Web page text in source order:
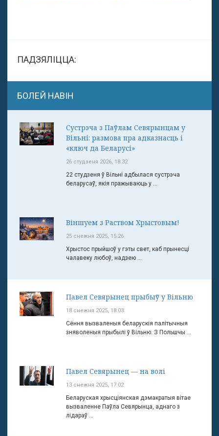
ПАДЗЯЛІЦЦА:
БОЛЕЙ НАВІН
Сустрэча з Паўлам Севярынцам у
Вільні: размова пра адказнасць і
«ключ да Беларусі»
26 студзеня 2026, 18:32
22 студзеня ў Вільні адбылася сустрэча
беларусаў, якія пражываюць у ...
Віншуем з Раством Хрыстовым!
25 снежня 2025, 15:26
Хрыстос прыйшоў у гэты свет, каб прынесці
чалавеку любоў, надзею ...
Павел Севярынец прыбыў у Вільню
18 снежня 2025, 18:03
Сёння вызваленыя беларускія палітычныя
зняволеныя прыбылі ў Вільню. З Польшчы ...
Павел Севярынец — на волі
13 снежня 2025, 17:02
Беларуская хрысціянская дэмакратыя вітае
вызваленне Паўла Севярынца, аднаго з
лідараў ...